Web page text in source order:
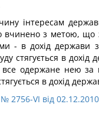
інтересам
з метою, що
- в дохід
стягується в
все одержане нею
в дохід
№ 2756-VI від 02.12.2010